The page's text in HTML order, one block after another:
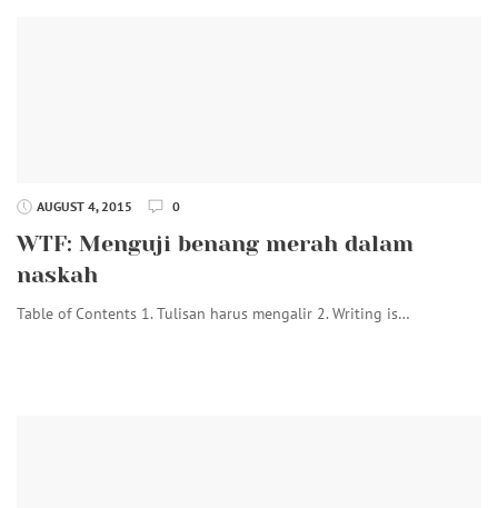
AUGUST 4, 2015 0
WTF: Menguji benang merah dalam
naskah
Table of Contents 1. Tulisan harus mengalir 2. Writing is…